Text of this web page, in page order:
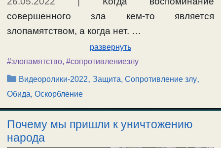
совершенного зла кем-то является
злопамятством, а когда нет. …
развернуть
#злопамятство, #сопротивлениезлу
Рубрики
Видеоролики-2022,Защита, Сопротивление злу,
Обида, Оскорбление
Почему мы пришли к уничтожению
народа